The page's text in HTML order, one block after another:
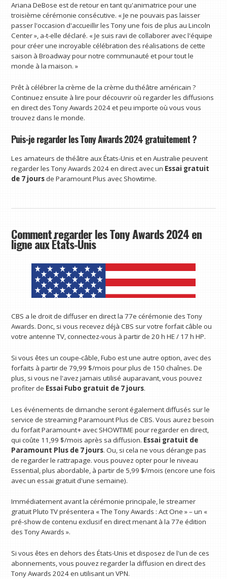
Ariana DeBose est de retour en tant qu'animatrice pour une
troisième cérémonie consécutive. « Je ne pouvais pas laisser
passer l'occasion d'accueillir les Tony une fois de plus au Lincoln
Center », a-t-elle déclaré. « Je suis ravi de collaborer avec l'équipe
pour créer une incroyable célébration des réalisations de cette
saison à Broadway pour notre communauté et pour tout le
monde à la maison. »
Prêt à célébrer la crème de la crème du théâtre américain ?
Continuez ensuite à lire pour découvrir où regarder les diffusions
en direct des Tony Awards 2024 et peu importe où vous vous
trouvez dans le monde.
Puis-je regarder les Tony Awards 2024 gratuitement ?
Les amateurs de théâtre aux États-Unis et en Australie peuvent
regarder les Tony Awards 2024 en direct avec un Essai gratuit
de 7 joursde Paramount Plus avec Showtime.
Comment regarder les Tony Awards 2024 en
ligne aux États-Unis
CBS a le droit de diffuser en direct la 77e cérémonie des Tony
Awards. Donc, si vous recevez déjà CBS sur votre forfait câble ou
votre antenne TV, connectez-vous à partir de 20 h HE / 17 h HP.
Si vous êtes un coupe-câble, Fubo est une autre option, avec des
forfaits à partir de 79,99 $/mois pour plus de 150 chaînes. De
plus, si vous ne l'avez jamais utilisé auparavant, vous pouvez
profiter de Essai Fubo gratuit de 7 jours.
Les événements de dimanche seront également diffusés sur le
service de streaming Paramount Plus de CBS. Vous aurez besoin
du forfait Paramount+ avec SHOWTIME pour regarder en direct,
qui coûte 11,99 $/mois après sa diffusion. Essai gratuit de
Paramount Plus de 7 jours. Ou, si cela ne vous dérange pas
de regarder le rattrapage. vous pouvez opter pour le niveau
Essential, plus abordable, à partir de 5,99 $/mois (encore une fois
avec un essai gratuit d'une semaine).
Immédiatement avant la cérémonie principale, le streamer
gratuit Pluto TV présentera « The Tony Awards : Act One » – un «
pré-show de contenu exclusif en direct menant à la 77e édition
des Tony Awards ».
Si vous êtes en dehors des États-Unis et disposez de l'un de ces
abonnements, vous pouvez regarder la diffusion en direct des
Tony Awards 2024 en utilisant un VPN.